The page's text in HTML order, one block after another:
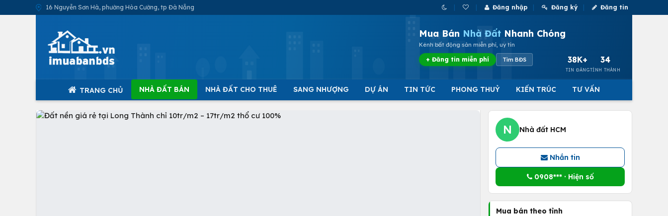
16 Nguyễn Sơn Hà, phường Hòa Cường, tp Đà Nẵng Đăng nhập Đăng ký Đăng tin
Mua Bán Nhà Đất Nhanh Chóng
Kênh bất động sản miễn phí, uy tín
+ Đăng tin miễn phí Tìm BĐS 38K+
TIN ĐĂNG
34
TỈNH THÀNH
TRANG CHỦ NHÀ ĐẤT BÁN NHÀ ĐẤT CHO THUÊ SANG NHƯỢNG DỰ ÁN TIN TỨC PHONG THUỶ KIẾN TRÚC TƯ VẤN
N Nhà đất HCM
Nhắn tin
0908*** · Hiện số
Mua bán theo tỉnh